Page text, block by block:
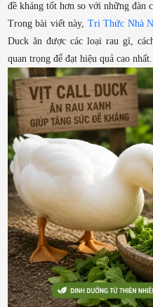
đề kháng tốt hơn so với những đàn
Trong bài viết này, Tri Thức Nhà
Duck ăn được các loại rau gì,
quan trọng để đạt hiệu quả cao nhất.